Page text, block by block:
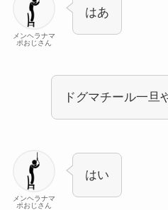
メンヘラナマ
ポおじさん
はあ
ドグマチール一旦
メンヘラナマ
ポおじさん
はい